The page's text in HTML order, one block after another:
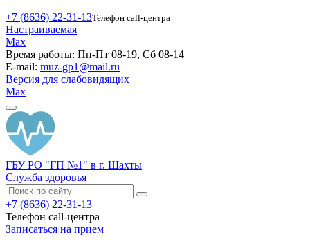
+7 (8636) 22-31-13Телефон call-центра
Настраиваемая
Max
Время работы: Пн-Пт 08-19, Сб 08-14
E-mail: muz-gp1@mail.ru
Версия для слабовидящих
Max
ГБУ РО "ГП №1" в г. Шахты
Служба здоровья
+7 (8636) 22-31-13
Телефон call-центра
Записаться на прием